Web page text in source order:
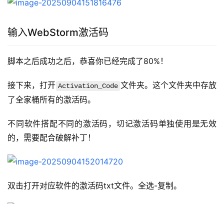
输入WebStorm激活码
脚本之后成功之后，恭喜你已经完成了80%！
接下来，打开 Activation_Code 文件夹。这个文件夹中存放
了全家桶所有的激活码。
不同软件搭配不同的激活码，切记激活码单独使用是无效
的，需要配合破解补丁！
双击打开对应软件的激活码txt文件。全选-复制。